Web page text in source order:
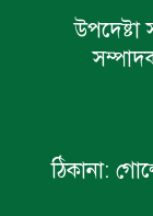
উপদেষ্টা
ঠিকানা: